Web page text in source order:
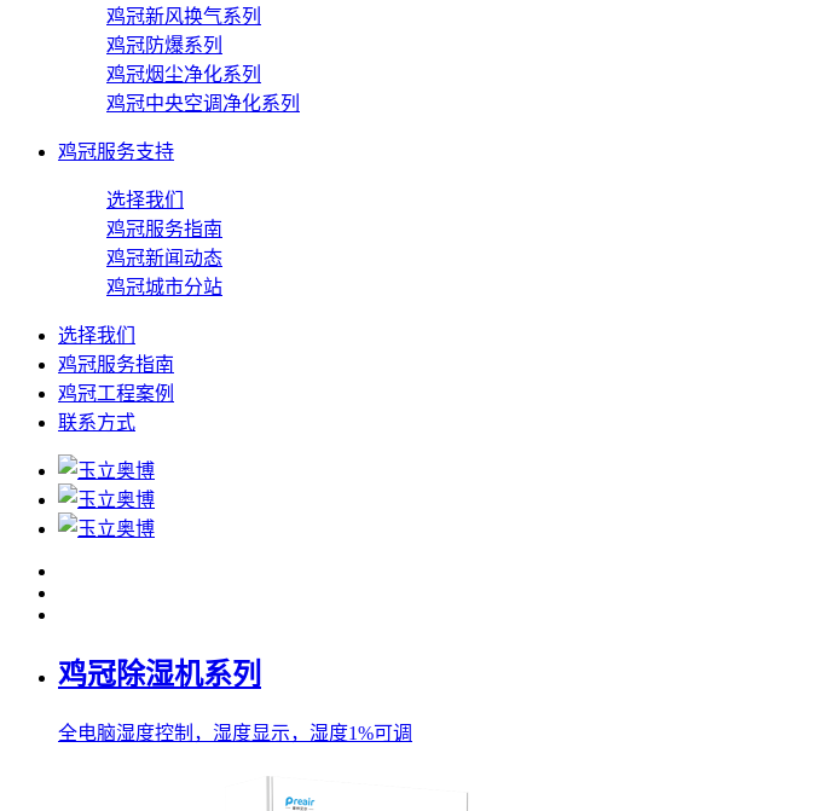
鸡冠新风换气系列
鸡冠防爆系列
鸡冠烟尘净化系列
鸡冠中央空调净化系列
鸡冠服务支持
选择我们
鸡冠服务指南
鸡冠新闻动态
鸡冠城市分站
选择我们
鸡冠服务指南
鸡冠工程案例
联系方式
鸡冠除湿机系列
全电脑湿度控制，湿度显示，湿度1%可调